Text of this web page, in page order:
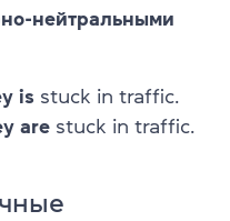
нейтральными
is stuck in traffic.
are stuck in traffic.